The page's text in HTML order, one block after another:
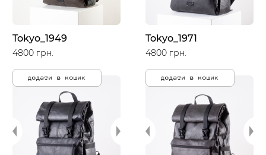
Tokyo_1949
4800 грн.
додати в кошик
Tokyo_1971
4800 грн.
додати в кошик